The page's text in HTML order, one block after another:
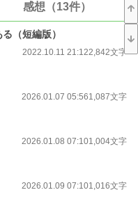
感想（13件）
（短編版）
2022.10.11 21:122,842文字
2026.01.07 05:561,087文字
2026.01.08 07:101,004文字
2026.01.09 07:101,016文字